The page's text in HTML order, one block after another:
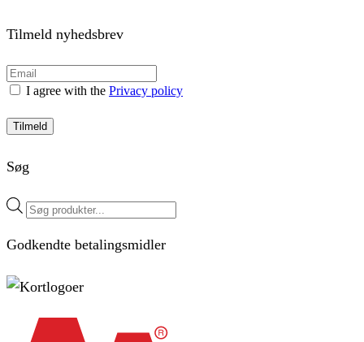
Tilmeld nyhedsbrev
I agree with the Privacy policy
Tilmeld
Søg
Products
search
Godkendte betalingsmidler